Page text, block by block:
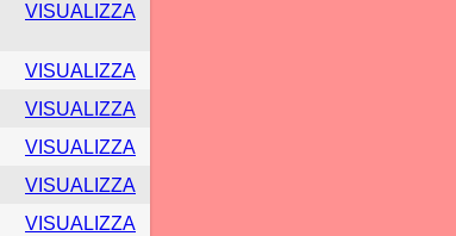
VISUALIZZA
VISUALIZZA
VISUALIZZA
VISUALIZZA
VISUALIZZA
VISUALIZZA